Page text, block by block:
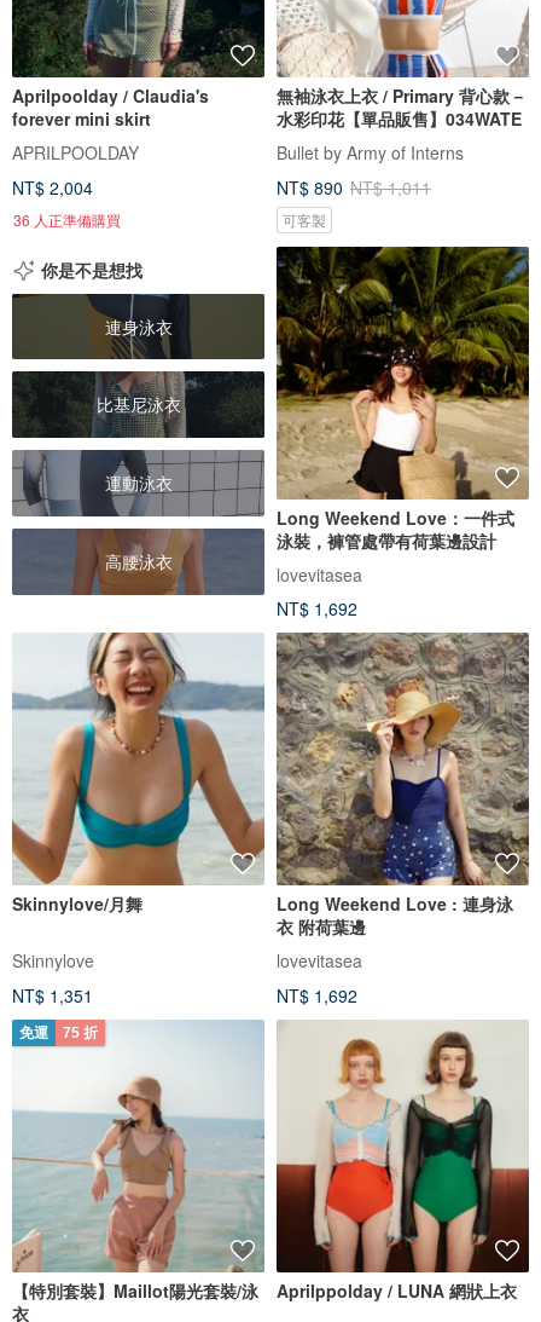
Aprilpoolday / Claudia's
forever mini skirt
APRILPOOLDAY
NT$ 2,004
36 人正準備購買
無袖泳衣上衣 / Primary 背心款－
水彩印花【單品販售】034WATE
Bullet by Army of Interns
NT$ 890 NT$ 1,011
可客製
你是不是想找
連身泳衣
比基尼泳衣
運動泳衣
高腰泳衣
Long Weekend Love：一件式
泳裝，褲管處帶有荷葉邊設計
lovevitasea
NT$ 1,692
Skinnylove/月舞
Skinnylove
NT$ 1,351
Long Weekend Love : 連身泳
衣 附荷葉邊
lovevitasea
NT$ 1,692
免運 75 折
【特別套裝】Maillot陽光套裝/泳
衣
Aprilppolday / LUNA 網狀上衣